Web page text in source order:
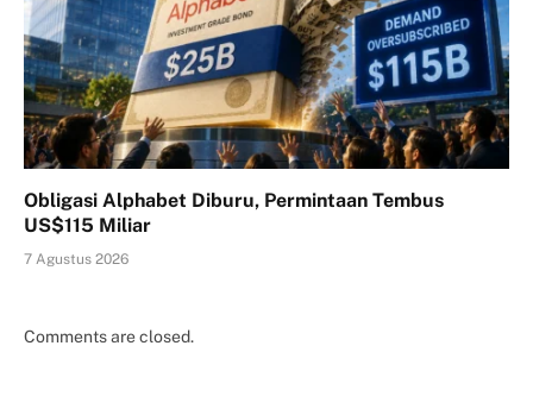
Obligasi Alphabet Diburu, Permintaan Tembus
US$115 Miliar
7 Agustus 2026
Comments are closed.